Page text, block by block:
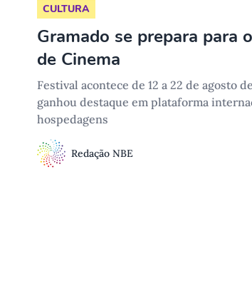
CULTURA
Gramado se prepara para
de Cinema
Festival acontece de 12 a 22 de agosto
ganhou destaque em plataforma
hospedagens
Redação NBE